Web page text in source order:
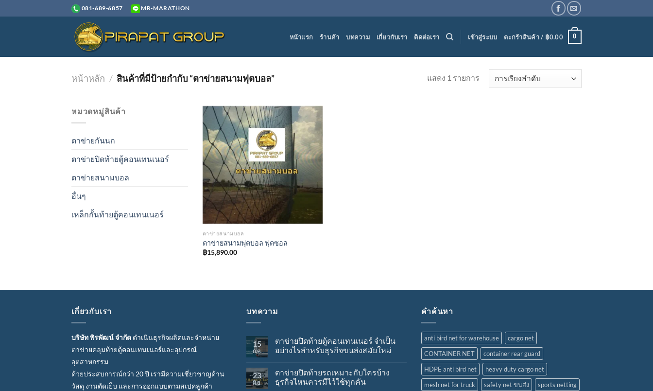
ไป
081-689-6857 MR-MARATHON
หน้าแรก ร้านค้า บทความ เกี่ยวกับเรา ติดต่อเรา เข้าสู่ระบบ ตะกร้าสินค้า / ฿0.00 0
หน้าหลัก / สินค้าที่มีป้ายกำกับ “ตาข่ายสนามฟุตบอล” แสดง 1 รายการ
หมวดหมู่สินค้า
ตาข่ายกันนก
ตาข่ายปิดท้ายตู้คอนเทนเนอร์
ตาข่ายสนามบอล
อื่นๆ
เหล็กกั้นท้ายตู้คอนเทนเนอร์
ตาข่ายสนามบอล
ตาข่ายสนามฟุตบอล ฟุตซอล
฿15,890.00
เกี่ยวกับเรา
บริษัท พิรพัฒน์ จำกัด ดำเนินธุรกิจผลิตและจำหน่าย
ตาข่ายคลุมท้ายตู้คอนเทนเนอร์และอุปกรณ์
อุตสาหกรรม
ด้วยประสบการณ์กว่า 20 ปี เรามีความเชี่ยวชาญด้าน
วัสดุ งานตัดเย็บ และการออกแบบตามสเปคลูกค้า
บทความ
15
ก.ค.
ตาข่ายปิดท้ายตู้คอนเทนเนอร์ จำเป็น
อย่างไรสำหรับธุรกิจขนส่งสมัยใหม่
23
มิ.ย.
ตาข่ายปิดท้ายรถเหมาะกับใครบ้าง
ธุรกิจไหนควรมีไว้ใช้ทุกคัน
คำค้นหา
anti bird net for warehouse
cargo net
CONTAINER NET
container rear guard
HDPE anti bird net
heavy duty cargo net
mesh net for truck
safety net ขนส่ง
sports netting